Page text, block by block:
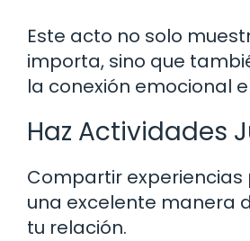
Este acto no solo
importa, sino que
la conexión emocional
Haz Actividades
Compartir experiencias
una excelente manera
tu relación.